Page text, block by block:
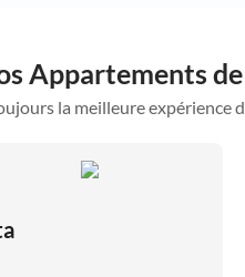
Appartements
la meilleure expérience